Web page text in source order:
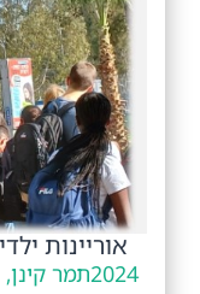
אוריינות
2024תמר קינן,